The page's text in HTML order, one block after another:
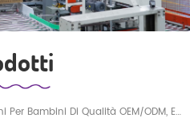
Pannolini Per Bambini Di Qualità OEM/ODM, Ecologici, Ad Alto Assorbimento, All'ingrosso